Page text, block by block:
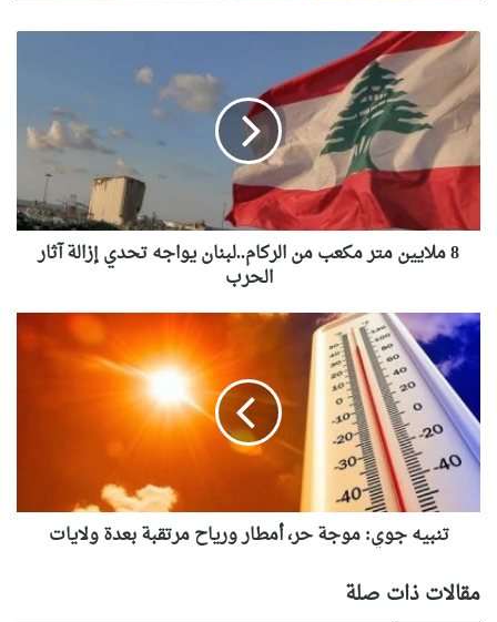
المغرب يشعل أزمة دبلوماسية بين إسبانيا
وإيطاليا
8
ملايين
متر
مكعب
من
الركام..لبنان
يواجه
تحدي
إزالة
8 ملايين متر مكعب من الركام..لبنان يواجه تحدي إزالة آثار
الحرب
تنبيه
جوي:
موجة
حر،
أمطار
ورياح
مرتقبة
ولايات
تنبيه جوي: موجة حر، أمطار ورياح مرتقبة بعدة ولايات
مقالات ذات صلة